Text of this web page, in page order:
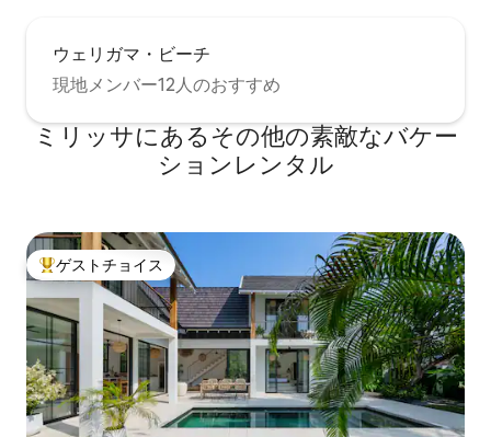
ウェリガマ・ビーチ
現地メンバー12人のおすすめ
ミリッサにあるその他の素敵なバケー
ションレンタル
大好評のゲストチョイスです。
ゲストチョイス